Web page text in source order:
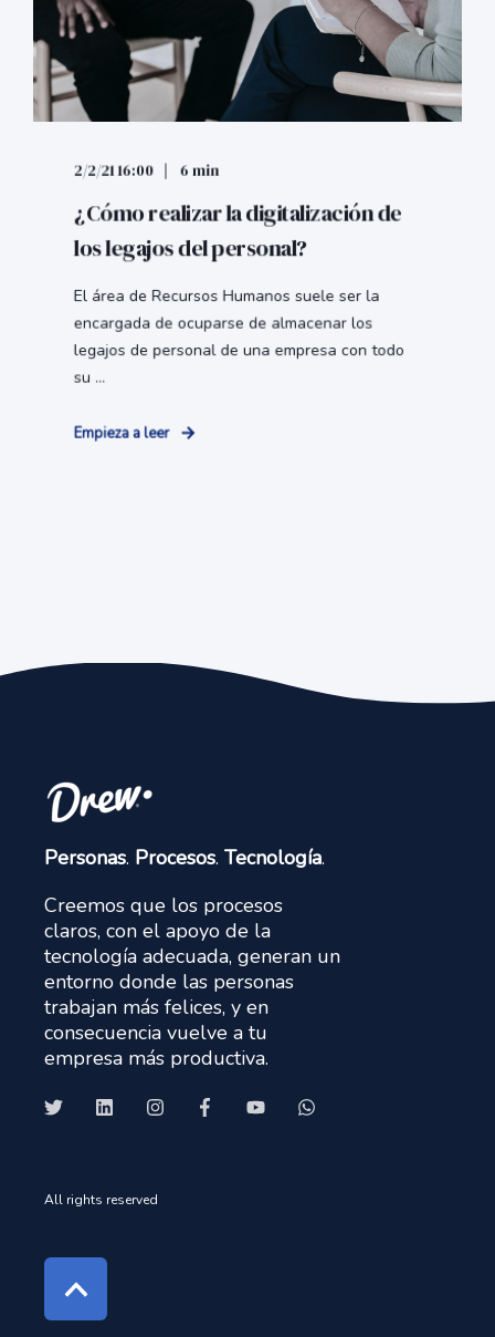
2/2/21 16:00 6 min
¿Cómo realizar la digitalización de
los legajos del personal?
El área de Recursos Humanos suele ser la
encargada de ocuparse de almacenar los
legajos de personal de una empresa con todo
su ...
Empieza a leer
Personas. Procesos. Tecnología.
Creemos que los procesos
claros, con el apoyo de la
tecnología adecuada, generan un
entorno donde las personas
trabajan más felices, y en
consecuencia vuelve a tu
empresa más productiva.
All rights reserved